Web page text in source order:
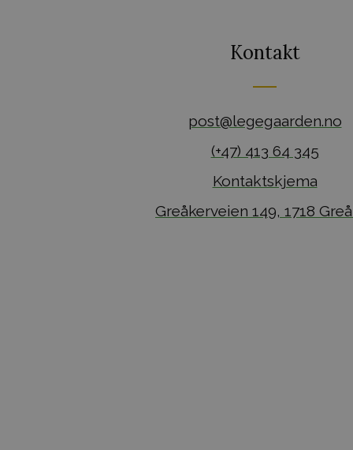
Kontakt
post@legegaarden.no
(+47) 413 64 345
Kontaktskjema
Greåkerveien 149, 1718